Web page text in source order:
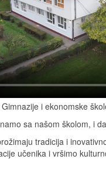
i ekonomske
sa našom školom, i
tradicija i
učenika i vršimo